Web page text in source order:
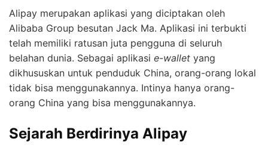
Alipay merupakan aplikasi yang diciptakan oleh
Alibaba Group besutan Jack Ma. Aplikasi ini terbukti
telah memiliki ratusan juta pengguna di seluruh
belahan dunia. Sebagai aplikasi e-wallet yang
dikhususkan untuk penduduk China, orang-orang lokal
tidak bisa menggunakannya. Intinya hanya orang-
orang China yang bisa menggunakannya.
Sejarah Berdirinya Alipay